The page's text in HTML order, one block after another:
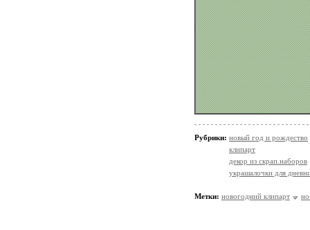
Рубрики: новый год и рождество
клипарт
декор из скрап.наборов
украшалочки для
Метки: новогодний клипарт